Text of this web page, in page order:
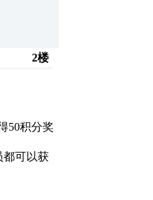
2楼
50积分奖
都可以获